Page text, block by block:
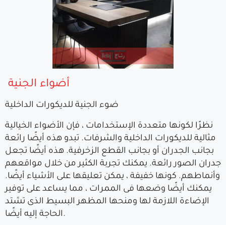
أضواء الجنية
ضوء الجنية للديكورات الداخلية
نظرًا لكونها متعددة الإستخدامات ، فإن الأضواء الخيالية
مثالية للديكورات الداخلية والشرفات. تبدو هذه أيضًا رائعة
بجانب الجدران أو بجانب القطع الزخرفية. هذه أيضًا تجعل
جدران الصور رائعة. يمكنك تجربة الكثير من خلال مواقعهم
وأنماطهم. كونها خفيفة ، يمكن تعليقها على الأشياء أيضًا.
يمكنك أيضًا وضعها فى الممرات ، مما يساعد على توفير
الإضاءة اللازمة لها ومنحها المظهر البسيط الذى تشتد
الحاجة إليه أيضًا.